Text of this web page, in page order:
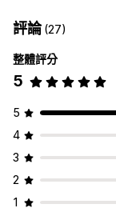
評論(27)
整體評分
5
5
4
3
2
1